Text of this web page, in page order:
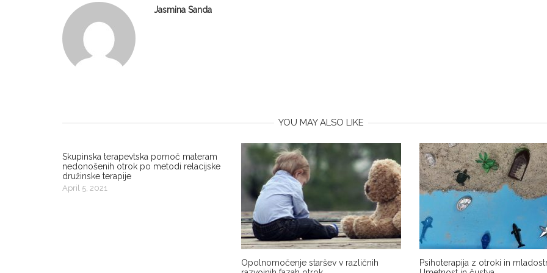
n
a
g
a
Jasmina Sanda
YOU MAY ALSO LIKE
Skupinska terapevtska pomoč materam
nedonošenih otrok po metodi relacijske
družinske terapije
April 5, 2021
Opolnomočenje staršev v različnih
Psihoterapija z otroki in